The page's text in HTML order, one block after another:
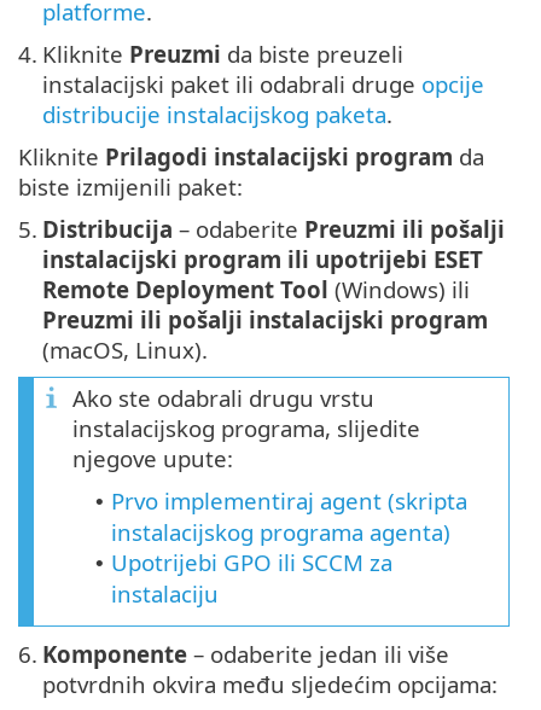
platforme.
4. Kliknite Preuzmi da biste preuzeli
instalacijski paket ili odabrali druge opcije
distribucije instalacijskog paketa.
Kliknite Prilagodi instalacijski program da
biste izmijenili paket:
5. Distribucija – odaberite Preuzmi ili pošalji
instalacijski program ili upotrijebi ESET
Remote Deployment Tool (Windows) ili
Preuzmi ili pošalji instalacijski program
(macOS, Linux).
Ako ste odabrali drugu vrstu
instalacijskog programa, slijedite
njegove upute:
• Prvo implementiraj agent (skripta
instalacijskog programa agenta)
• Upotrijebi GPO ili SCCM za
instalaciju
6. Komponente – odaberite jedan ili više
potvrdnih okvira među sljedećim opcijama: